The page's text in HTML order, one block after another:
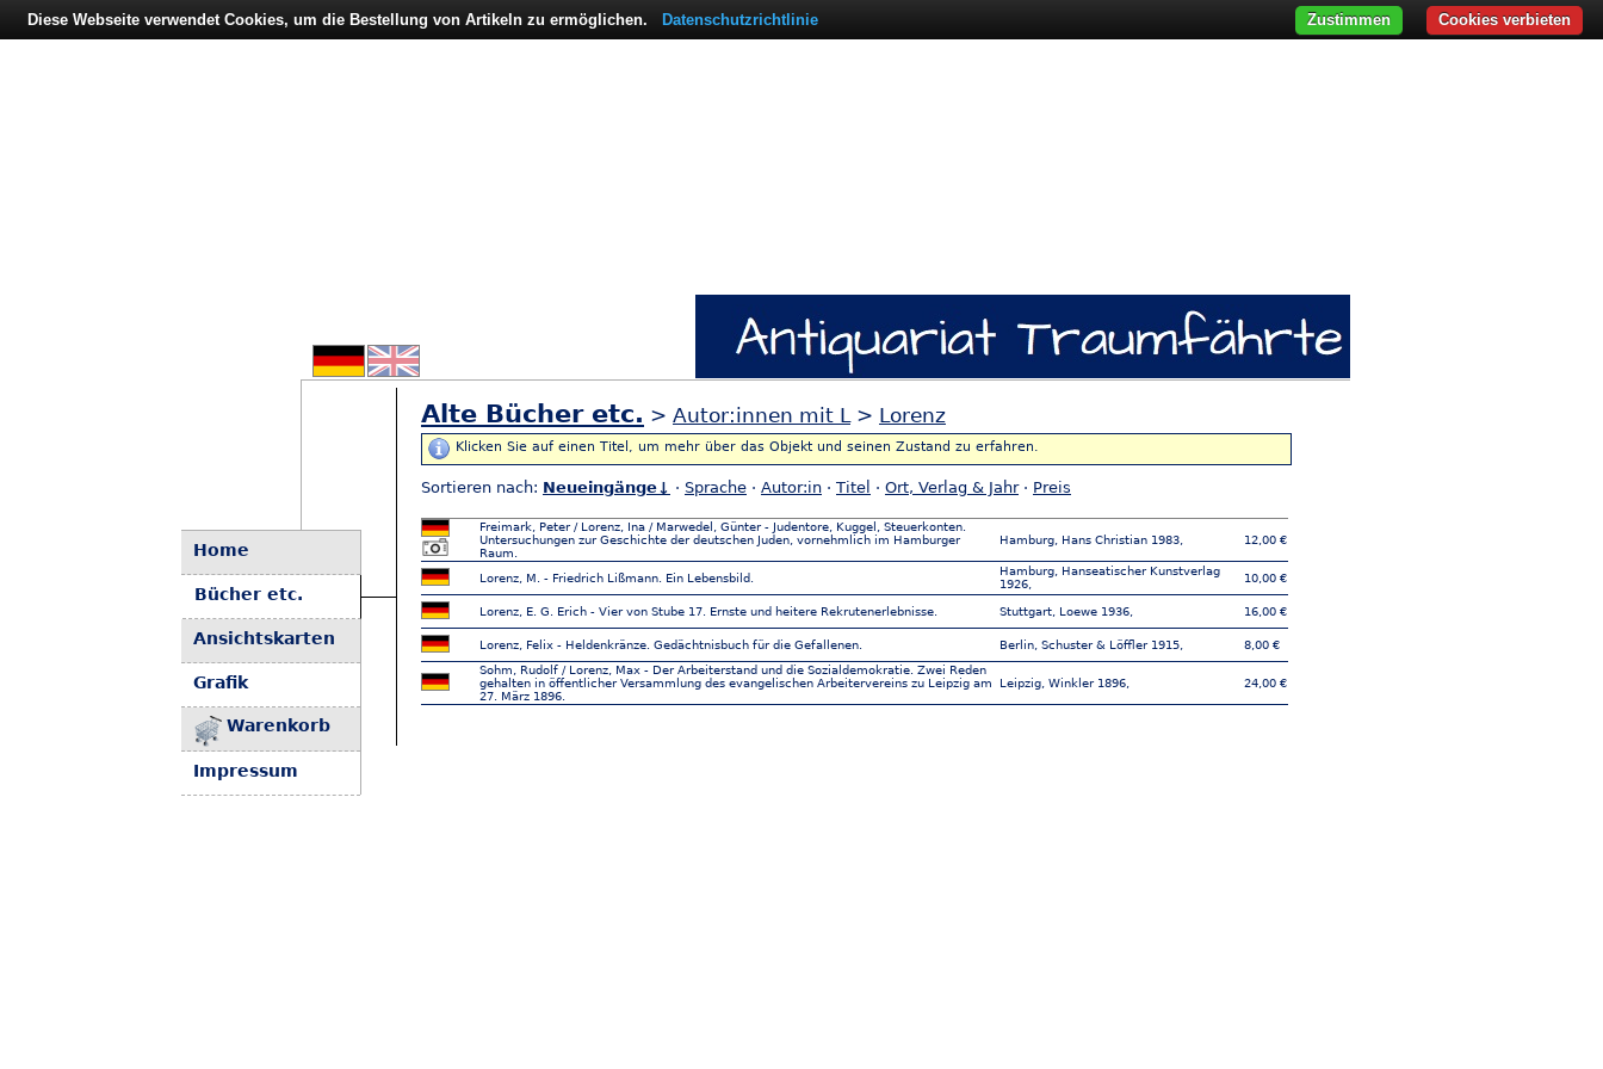
Home
Bücher etc.
Ansichtskarten
Grafik
Warenkorb
Impressum
Alte Bücher etc. > Autor:innen mit L> Lorenz
Klicken Sie auf einen Titel, um mehr über das Objekt und seinen Zustand zu erfahren.
Sortieren nach: Neueingänge↓ · Sprache · Autor:in · Titel · Ort, Verlag & Jahr· Preis
Freimark, Peter / Lorenz, Ina / Marwedel, Günter - Judentore, Kuggel, Steuerkonten.
Untersuchungen zur Geschichte der deutschen Juden, vornehmlich im Hamburger
Raum.
Hamburg, Hans Christian 1983, 12,00 €
Lorenz, M. - Friedrich Lißmann. Ein Lebensbild.
Hamburg, Hanseatischer Kunstverlag
1926,
10,00 €
Lorenz, E. G. Erich - Vier von Stube 17. Ernste und heitere Rekrutenerlebnisse. Stuttgart, Loewe 1936, 16,00 €
Lorenz, Felix - Heldenkränze. Gedächtnisbuch für die Gefallenen. Berlin, Schuster & Löffler 1915,
8,00 €
Sohm, Rudolf / Lorenz, Max - Der Arbeiterstand und die Sozialdemokratie. Zwei Reden
gehalten in öffentlicher Versammlung des evangelischen Arbeitervereins zu Leipzig am
27. März 1896.
Leipzig, Winkler 1896, 24,00 €
Diese Webseite verwendet Cookies, um die Bestellung von Artikeln zu ermöglichen. Datenschutzrichtlinie Cookies verbieten
Zustimmen